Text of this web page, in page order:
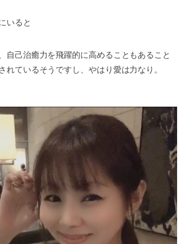
いると
自己治癒力を飛躍的に高めることもあること
れているそうですし、やはり愛は力なり。